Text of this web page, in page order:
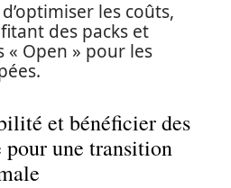
les coûts,
des packs et
« Open » pour les
et bénéficier des
pour une transition